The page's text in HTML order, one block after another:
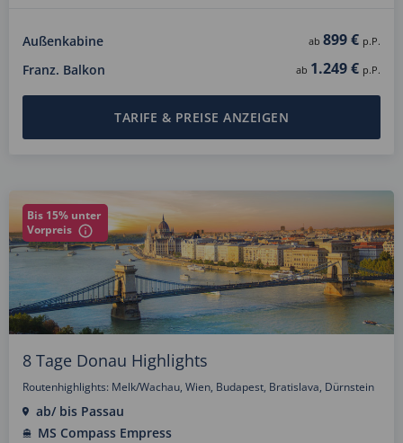
Außenkabine ab 899 € p.P.
Franz. Balkon ab 1.249 € p.P.
TARIFE & PREISE ANZEIGEN
Bis 15% unter
Vorpreis
8 Tage Donau Highlights
Routenhighlights: Melk/Wachau, Wien, Budapest, Bratislava, Dürnstein
ab/ bis Passau
MS Compass Empress